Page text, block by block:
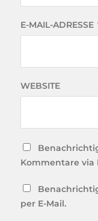
E-MAIL-ADRESSE
WEBSITE
Kommentare via
per E-Mail.